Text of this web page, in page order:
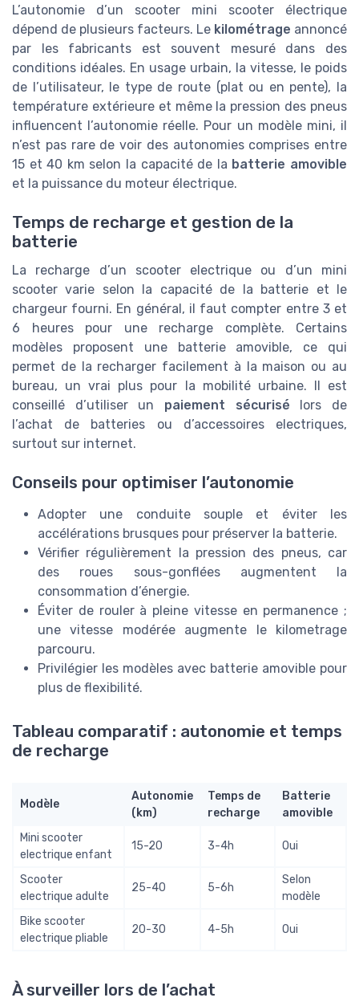
L’autonomie d’un scooter mini scooter électrique
dépend de plusieurs facteurs. Le kilométrage annoncé
par les fabricants est souvent mesuré dans des
conditions idéales. En usage urbain, la vitesse, le poids
de l’utilisateur, le type de route (plat ou en pente), la
température extérieure et même la pression des pneus
influencent l’autonomie réelle. Pour un modèle mini, il
n’est pas rare de voir des autonomies comprises entre
15 et 40 km selon la capacité de la batterie amovible
et la puissance du moteur électrique.
Temps de recharge et gestion de la
batterie
La recharge d’un scooter electrique ou d’un mini
scooter varie selon la capacité de la batterie et le
chargeur fourni. En général, il faut compter entre 3 et
6 heures pour une recharge complète. Certains
modèles proposent une batterie amovible, ce qui
permet de la recharger facilement à la maison ou au
bureau, un vrai plus pour la mobilité urbaine. Il est
conseillé d’utiliser un paiement sécurisé lors de
l’achat de batteries ou d’accessoires electriques,
surtout sur internet.
Conseils pour optimiser l’autonomie
Adopter une conduite souple et éviter les
accélérations brusques pour préserver la batterie.
Vérifier régulièrement la pression des pneus, car
des roues sous-gonflées augmentent la
consommation d’énergie.
Éviter de rouler à pleine vitesse en permanence ;
une vitesse modérée augmente le kilometrage
parcouru.
Privilégier les modèles avec batterie amovible pour
plus de flexibilité.
Tableau comparatif : autonomie et temps
de recharge
Modèle
Autonomie
(km)
Temps de
recharge
Batterie
amovible
Mini scooter
electrique enfant
15-20 3-4h Oui
Scooter
electrique adulte
25-40 5-6h
Selon
modèle
Bike scooter
electrique pliable
20-30 4-5h Oui
À surveiller lors de l’achat